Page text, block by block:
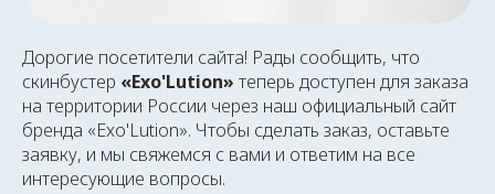
Дорогие посетители сайта! Рады сообщить, что
скинбустер «Exo'Lution» теперь доступен для заказа
на территории России через наш официальный сайт
бренда «Exo'Lution». Чтобы сделать заказ, оставьте
заявку, и мы свяжемся с вами и ответим на все
интересующие вопросы.